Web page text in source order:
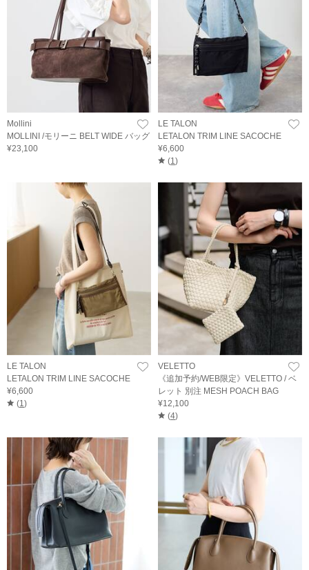
Mollini
MOLLINI /モリーニ BELT WIDE バッグ
¥23,100
LE TALON
LETALON TRIM LINE SACOCHE
¥6,600
(1)
LE TALON
LETALON TRIM LINE SACOCHE
¥6,600
(1)
VELETTO
《追加予約/WEB限定》VELETTO / ベ
レット 別注 MESH POACH BAG
¥12,100
(4)